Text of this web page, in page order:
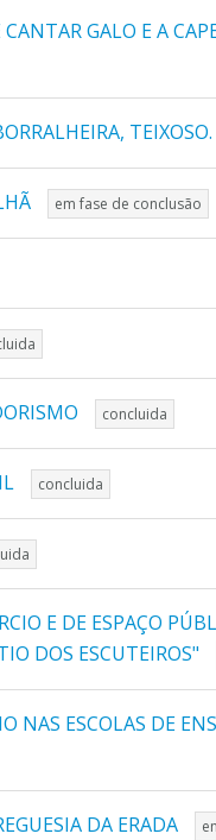
GALO E A
TEIXOSO.
em fase de conclusão
concluida
concluida
E DE ESPAÇO
DOS ESCUTEIROS"
NAS ESCOLAS DE
DA ERADA